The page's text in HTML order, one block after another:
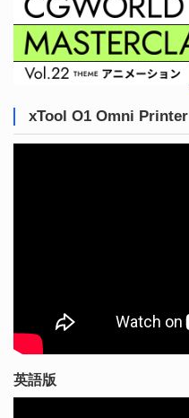
xTool O1 Omni Printer
英語版